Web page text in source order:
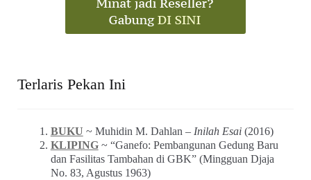
Terlaris Pekan Ini
BUKU ~ Muhidin M. Dahlan – Inilah Esai(2016)
KLIPING~ “Ganefo: Pembangunan Gedung Baru
dan Fasilitas Tambahan di GBK” (Mingguan Djaja
No. 83, Agustus 1963)